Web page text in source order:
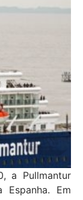
a Pullmantur
Em